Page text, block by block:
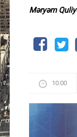
Məryəm
10:00